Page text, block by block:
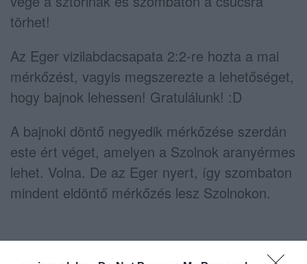
törhet!
Az Eger vizilabdacsapata 2:2-re hozta a mai
mérkőzést, vagyis megszerezte a lehetőséget,
hogy bajnok lehessen! Gratulálunk! :D
A bajnoki döntő negyedik mérkőzése szerdán
este ért véget, amelyen a Szolnok aranyérmes
lehet. Volna. De az Eger nyert, így szombaton
mindent eldöntő mérkőzés lesz Szolnokon.